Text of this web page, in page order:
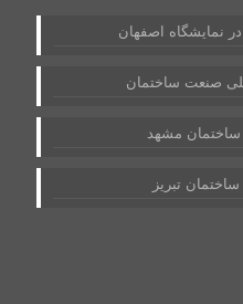
نمایشگاه اصفهان
صنعت ساختمان
مشهد
تبریز